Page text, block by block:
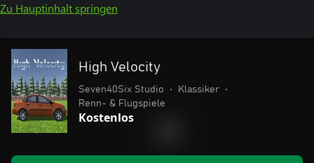
Zu Hauptinhalt springen
High Velocity
Seven40Six Studio • Klassiker
•
Renn- & Flugspiele
Kostenlos